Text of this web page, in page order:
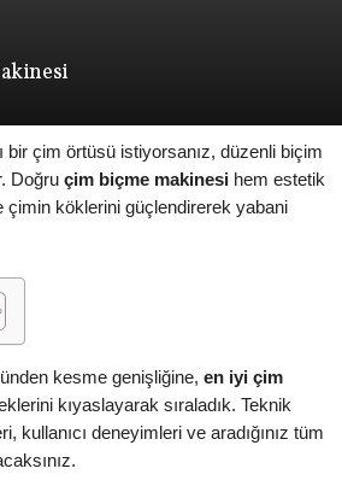
bir çim örtüsü istiyorsanız, düzenli biçim
Doğru çim biçme makinesi hem estetik
çimin köklerini güçlendirerek yabani
kesme genişliğine, en iyi çim
kıyaslayarak sıraladık. Teknik
kullanıcı deneyimleri ve aradığınız tüm